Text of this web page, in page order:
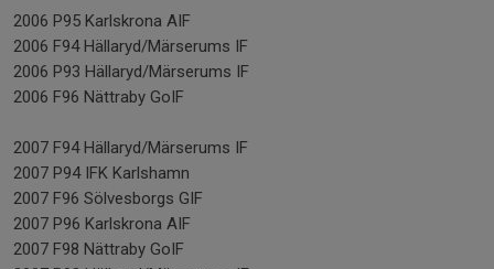
2006 P95 Karlskrona AIF
2006 F94 Hällaryd/Märserums IF
2006 P93 Hällaryd/Märserums IF
2006 F96 Nättraby GoIF
2007 F94 Hällaryd/Märserums IF
2007 P94 IFK Karlshamn
2007 F96 Sölvesborgs GIF
2007 P96 Karlskrona AIF
2007 F98 Nättraby GoIF